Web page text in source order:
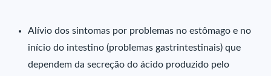
Alívio dos sintomas por problemas no estômago e no
início do intestino (problemas gastrintestinais) que
dependem da secreção do ácido produzido pelo